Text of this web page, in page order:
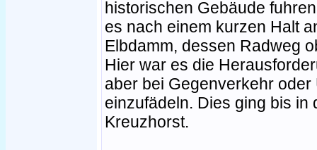
historischen Gebäude
es nach einem kurzen Halt
Elbdamm, dessen Radweg
Hier war es die
aber bei Gegenverkehr
einzufädeln. Dies ging bis in
Kreuzhorst.